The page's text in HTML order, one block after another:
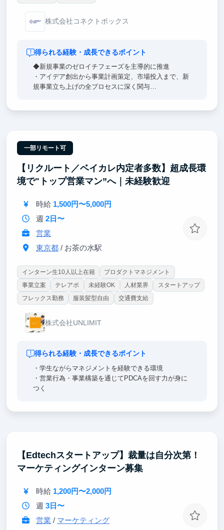
株式会社コネクトボックス
得られる経験・成長できるポイント
◆新規事業のゼロイチフェーズを主導的に推進
・アイデア創出から事業計画策定、市場投入まで、新
規事業立ち上げの全プロセスに深く関与
◆多様なビジネススキルの急速な習得
・戦略立案、マーケティング、営業、財務など、事業
運営に必要な幅広いスキルを実践的に学習
・経験豊富な事業責任者から直接指導を受け、ビジネ
スの本質を短期間で理解
一部リモート可
【リクルート／ベイカレ内定者多数】超成長環
境で"トップ営業マン”へ｜未経験歓迎
時給 1,500円〜5,000円
週 2日〜
営業
東京都/ お茶の水駅
インターン生10人以上在籍
プロダクトマネジメント
事業立案
テレアポ 未経験OK 人材業界
スタートアップ
フレックス勤務
服装髪型自由 交通費支給
株式会社UNLIMIT
得られる経験・成長できるポイント
・学生ながらマネジメントを経験できる環境
・営業行為・事業構築を通じてPDCAを回す力が身に
つく
【Edtechスタートアップ】裁量は自分次第！
マーケティングインターン募集
時給 1,200円〜2,000円
週 3日〜
営業 / マーケティング